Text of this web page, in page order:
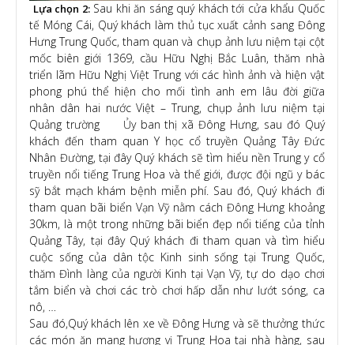
Lựa chọn 2:Sau khi ăn sáng quý khách tới cửa khẩu Quốc
tế Móng Cái, Quý khách làm thủ tục xuất cảnh sang Đông
Hưng Trung Quốc, tham quan và chụp ảnh lưu niệm tại cột
mốc biên giới 1369, cầu Hữu Nghị Bắc Luân, thăm nhà
triển lãm Hữu Nghị Việt Trung với các hình ảnh và hiện vật
phong phú thể hiện cho mối tình anh em lâu đời giữa
nhân dân hai nước Việt – Trung, chụp ảnh lưu niệm tại
Quảng trường Ủy ban thị xã Đông Hưng, sau đó Quý
khách đến tham quan Y học cổ truyền Quảng Tây Đức
Nhân Đường, tại đây Quý khách sẽ tìm hiểu nền Trung y cổ
truyền nổi tiếng Trung Hoa và thế giới, được đội ngũ y bác
sỹ bắt mạch khám bệnh miễn phí. Sau đó, Quý khách đi
tham quan bãi biển Vạn Vỹ nằm cách Đông Hưng khoảng
30km, là một trong những bãi biển đẹp nổi tiếng của tỉnh
Quảng Tây, tại đây Quý khách đi tham quan và tìm hiểu
cuộc sống của dân tộc Kinh sinh sống tại Trung Quốc,
thăm Đình làng của người Kinh tại Vạn Vỹ, tự do dạo chơi
tắm biển và chơi các trò chơi hấp dẫn như lướt sóng, ca
nô, …
Sau đó,Quý khách lên xe về Đông Hưng và sẽ thưởng thức
các món ăn mang hương vị Trung Hoa tại nhà hàng, sau